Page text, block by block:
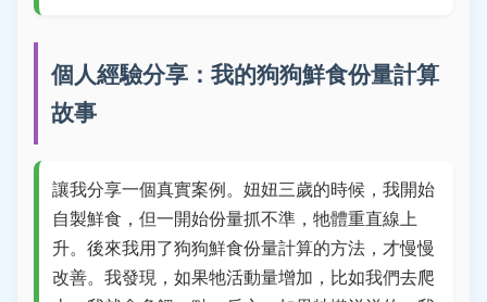
個人經驗分享：我的狗狗鮮食份量計算
故事
讓我分享一個真實案例。妞妞三歲的時候，我開始
自製鮮食，但一開始份量抓不準，牠體重直線上
升。後來我用了狗狗鮮食份量計算的方法，才慢慢
改善。我發現，如果牠活動量增加，比如我們去爬